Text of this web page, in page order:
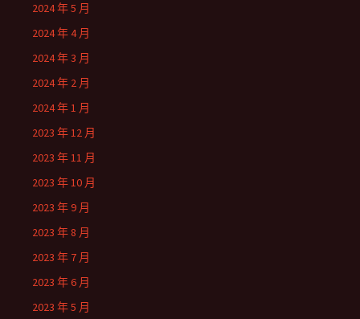
2024 年 5 月
2024 年 4 月
2024 年 3 月
2024 年 2 月
2024 年 1 月
2023 年 12 月
2023 年 11 月
2023 年 10 月
2023 年 9 月
2023 年 8 月
2023 年 7 月
2023 年 6 月
2023 年 5 月